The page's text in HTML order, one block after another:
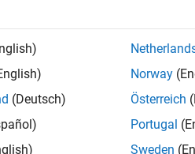
(Deutsch)
Norway
Österreich
Portugal
Sweden